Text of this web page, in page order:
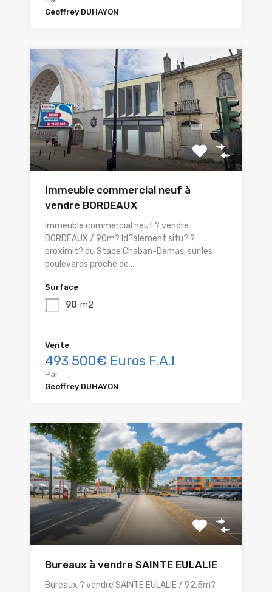
Geoffrey DUHAYON
Immeuble commercial neuf à
vendre BORDEAUX
Immeuble commercial neuf ? vendre
BORDEAUX / 90m? Id?alement situ? ?
proximit? du Stade Chaban-Demas, sur les
boulevards proche de…
Surface
90 m2
Vente
493 500€ Euros F.A.I
Par
Geoffrey DUHAYON
Bureaux à vendre SAINTE EULALIE
Bureaux ? vendre SAINTE EULALIE / 92.5m?